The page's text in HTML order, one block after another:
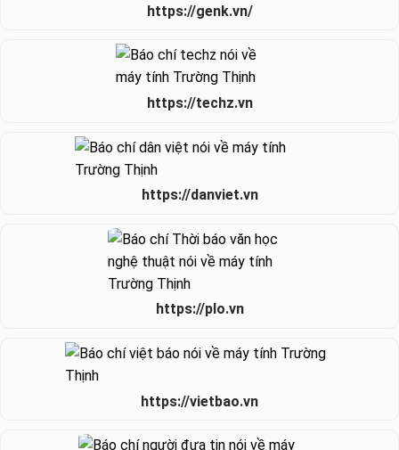
https://genk.vn/
https://techz.vn
https://danviet.vn
https://plo.vn
https://vietbao.vn